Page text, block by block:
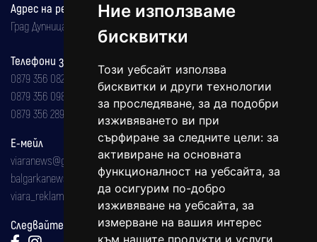
Ние използваме
бисквитки
Този уебсайт използва
бисквитки и други технологии
за проследяване, за да подобри
изживяването ви при
сърфиране за следните цели: за
активиране на основната
функционалност на уебсайта, за
да осигурим по-добро
изживяване на уебсайта, за
измерване на вашия интерес
към нашите продукти и услуги
Адрес на редакцията
Град Дупница, ул.''Христо Ботев" 43
Телефони за реклама и абонаменти
0879 356 082
0879 356 098
0879 356 289
Е-мейл
viaranews@gmail.com
balgarkanews@gmail.com
viara_reklama@mail.bg
Следвайте ни: